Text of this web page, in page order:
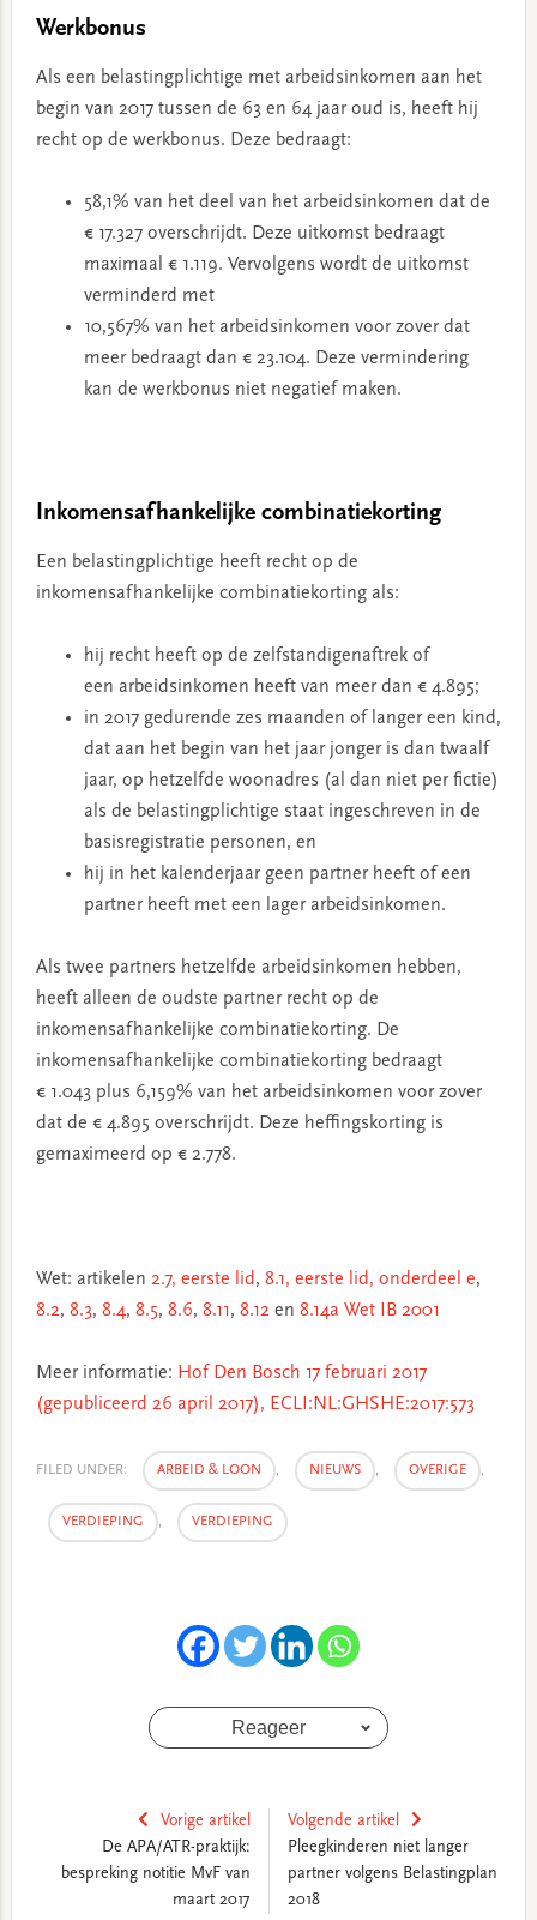
Werkbonus
Als een belastingplichtige met arbeidsinkomen aan het
begin van 2017 tussen de 63 en 64 jaar oud is, heeft hij
recht op de werkbonus. Deze bedraagt:
58,1% van het deel van het arbeidsinkomen dat de
€ 17.327 overschrijdt. Deze uitkomst bedraagt
maximaal € 1.119. Vervolgens wordt de uitkomst
verminderd met
10,567% van het arbeidsinkomen voor zover dat
meer bedraagt dan € 23.104. Deze vermindering
kan de werkbonus niet negatief maken.
Inkomensafhankelijke combinatiekorting
Een belastingplichtige heeft recht op de
inkomensafhankelijke combinatiekorting als:
hij recht heeft op de zelfstandigenaftrek of
een arbeidsinkomen heeft van meer dan € 4.895;
in 2017 gedurende zes maanden of langer een kind,
dat aan het begin van het jaar jonger is dan twaalf
jaar, op hetzelfde woonadres (al dan niet per fictie)
als de belastingplichtige staat ingeschreven in de
basisregistratie personen, en
hij in het kalenderjaar geen partner heeft of een
partner heeft met een lager arbeidsinkomen.
Als twee partners hetzelfde arbeidsinkomen hebben,
heeft alleen de oudste partner recht op de
inkomensafhankelijke combinatiekorting. De
inkomensafhankelijke combinatiekorting bedraagt
€ 1.043 plus 6,159% van het arbeidsinkomen voor zover
dat de € 4.895 overschrijdt. Deze heffingskorting is
gemaximeerd op € 2.778.
Wet: artikelen 2.7, eerste lid, 8.1, eerste lid, onderdeel e,
8.2, 8.3, 8.4, 8.5, 8.6, 8.11, 8.12 en 8.14a Wet IB 2001
Meer informatie: Hof Den Bosch 17 februari 2017
(gepubliceerd 26 april 2017), ECLI:NL:GHSHE:2017:573
FILED UNDER: ARBEID & LOON , NIEUWS , OVERIGE ,
VERDIEPING , VERDIEPING
Reageer
Vorige artikel
De APA/ATR-praktijk:
bespreking notitie MvF van
maart 2017
Volgende artikel
Pleegkinderen niet langer
partner volgens Belastingplan
2018